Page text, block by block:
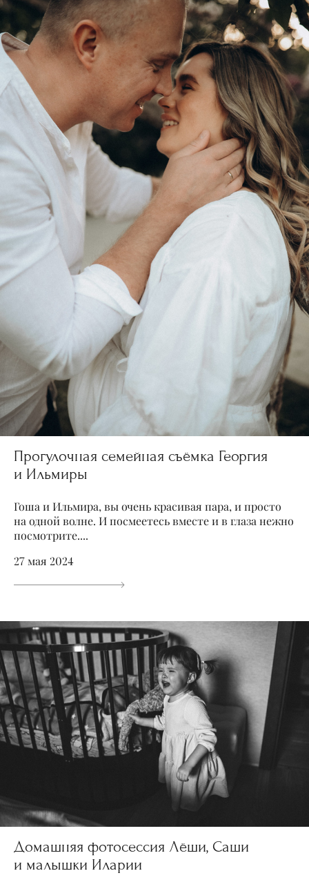
Прогулочная семейная съёмка Георгия
и Ильмиры
Гоша и Ильмира, вы очень красивая пара, и просто
на одной волне. И посмеетесь вместе и в глаза нежно
посмотрите....
27 мая 2024
Домашняя фотосессия Лёши, Саши
и малышки Иларии